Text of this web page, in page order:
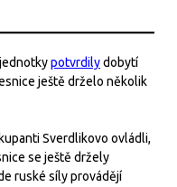
potvrdilydobytí
ještě drželo několik
Sverdlikovo ovládli,
se ještě držely
ruské síly provádějí